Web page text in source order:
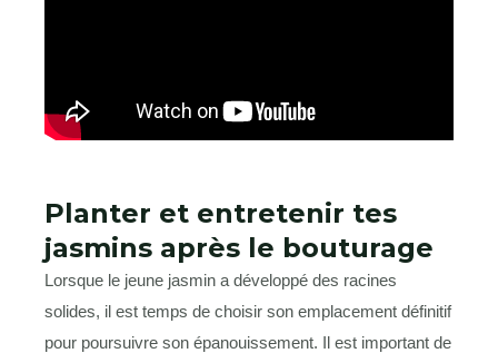
Planter et entretenir tes
jasmins après le bouturage
Lorsque le jeune jasmin a développé des racines
solides, il est temps de choisir son emplacement définitif
pour poursuivre son épanouissement. Il est important de